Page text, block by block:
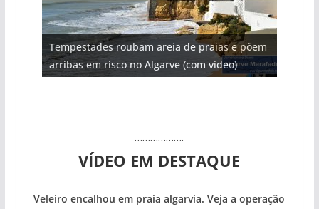
Tempestades roubam areia de praias e põem
arribas em risco no Algarve (com vídeo)
Milagre da água. Fontes emblemáticas do
Algarve voltam a ter vida (com vídeo)
Foto do dia: uma cidade algarvia que cresceu
entre redes e fábricas
Tapas do mar a 3 euros cada. Nova rota
gastronómica nasce no Algarve
Projeto milionário: investimento de 108
milhões de euros na construção de dois
hotéis (com vídeo)
……………….
VÍDEO EM DESTAQUE
Veleiro encalhou em praia algarvia. Veja a operação